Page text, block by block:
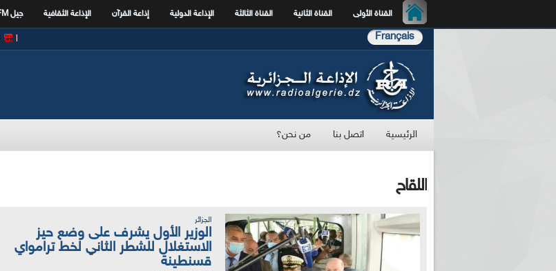
القناة الأولى القناة الثانية القناة الثالثة الإذاعة الدولية إذاعة القرآن الإذاعة الثقافية جيل FM
Français
الرئيسية اتصل بنا من نحن؟
اللقاح
الجزائر
الوزير الأول يشرف على وضع حيز
الاستغلال للشطر الثاني لخط ترامواي
قسنطينة